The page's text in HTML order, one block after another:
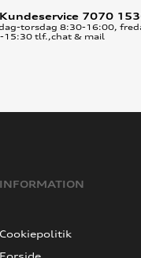
Kundeservice 7070
torsdag 8:30-16:00,
15:30 tlf.,chat & mail
INFORMATION
Cookiepolitik